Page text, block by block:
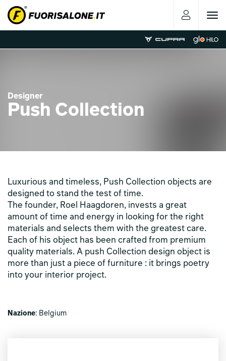
Toggle
Designer
Push Collection
Luxurious and timeless, Push Collection objects are
designed to stand the test of time.
The founder, Roel Haagdoren, invests a great
amount of time and energy in looking for the right
materials and selects them with the greatest care.
Each of his object has been crafted from premium
quality materials. A push Collection design object is
more than just a piece of furniture : it brings poetry
into your interior project.
Nazione: Belgium